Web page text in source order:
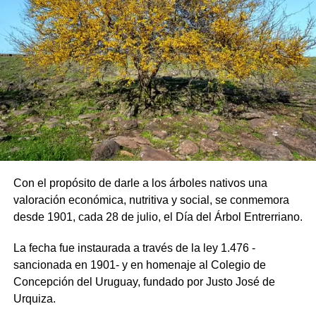
cantidad en el rubro carrozas. Como también la gran
cantidad de disfraces como ser los famosos cabezones
etc., etc., pero volviendo a lo nuestro en el 60, obtuvimos
y festejamos un segundo premio, que nos sirvió de base
para seguir con lo que tanto queremos, que es que la
gente se divierta y lo pase lo mejor posible.
Como lo dice uno de nuestros versos “llevaremos alegría
a los enfermos y reclusos de la cárcel local. Vamos a
brindarle nuestro sincero mensaje en nombre del pueblo
Que bien nos sentíamos después de haber actuado, no
solo lo hacíamos en la cárcel, sino en el Hospital de
nos llamaran, allí estábamos con nuestro mensaje de
Quizás algún día podamos volver a tener, lo que se llamó
Con el propósito de darle a los árboles nativos una
valoración económica, nutritiva y social, se conmemora
desde 1901, cada 28 de julio, el Día del Árbol Entrerriano.
La fecha fue instaurada a través de la ley 1.476 -
sancionada en 1901- y en homenaje al Colegio de
Concepción del Uruguay, fundado por Justo José de
Urquiza.